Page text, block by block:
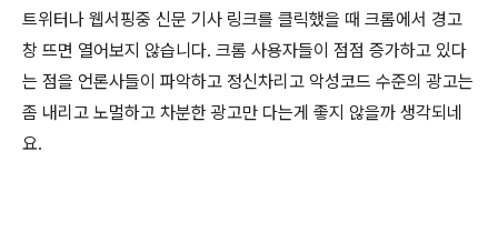
트위터나 웹서핑중 신문 기사 링크를 클릭했을 때 크롬에서 경고
창 뜨면 열어보지 않습니다. 크롬 사용자들이 점점 증가하고 있다
는 점을 언론사들이 파악하고 정신차리고 악성코드 수준의 광고는
좀 내리고 노멀하고 차분한 광고만 다는게 좋지 않을까 생각되네
요.